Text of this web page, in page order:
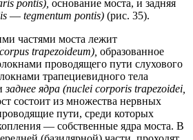
pontis), основание моста, и задняя
— tegmentum pontis) (рис. 35).
частями моста лежит
trapezoideum), образованное
проводящего пути слухового
трапециевидного тела
заднее ядра (nuclei corporis trapezoidei,
состоит из множества нервных
пути, среди которых
— собственные ядра моста. В